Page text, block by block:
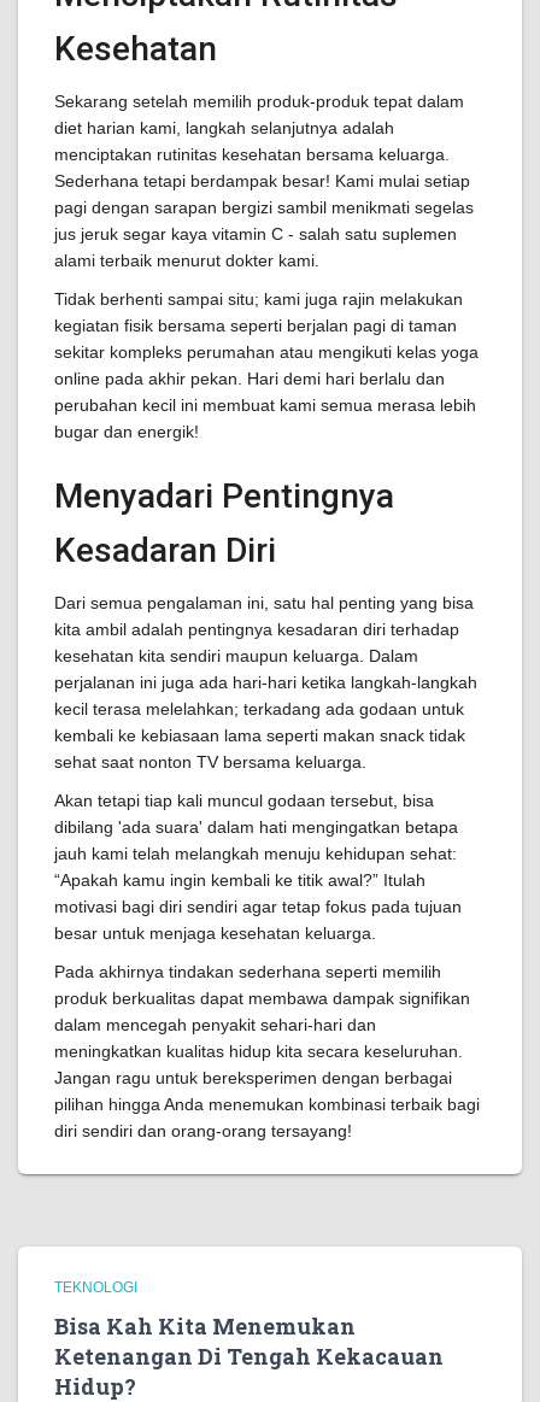
Kesehatan
Sekarang setelah memilih produk-produk tepat dalam
diet harian kami, langkah selanjutnya adalah
menciptakan rutinitas kesehatan bersama keluarga.
Sederhana tetapi berdampak besar! Kami mulai setiap
pagi dengan sarapan bergizi sambil menikmati segelas
jus jeruk segar kaya vitamin C - salah satu suplemen
alami terbaik menurut dokter kami.
Tidak berhenti sampai situ; kami juga rajin melakukan
kegiatan fisik bersama seperti berjalan pagi di taman
sekitar kompleks perumahan atau mengikuti kelas yoga
online pada akhir pekan. Hari demi hari berlalu dan
perubahan kecil ini membuat kami semua merasa lebih
bugar dan energik!
Menyadari Pentingnya
Kesadaran Diri
Dari semua pengalaman ini, satu hal penting yang bisa
kita ambil adalah pentingnya kesadaran diri terhadap
kesehatan kita sendiri maupun keluarga. Dalam
perjalanan ini juga ada hari-hari ketika langkah-langkah
kecil terasa melelahkan; terkadang ada godaan untuk
kembali ke kebiasaan lama seperti makan snack tidak
sehat saat nonton TV bersama keluarga.
Akan tetapi tiap kali muncul godaan tersebut, bisa
dibilang 'ada suara' dalam hati mengingatkan betapa
jauh kami telah melangkah menuju kehidupan sehat:
“Apakah kamu ingin kembali ke titik awal?” Itulah
motivasi bagi diri sendiri agar tetap fokus pada tujuan
besar untuk menjaga kesehatan keluarga.
Pada akhirnya tindakan sederhana seperti memilih
produk berkualitas dapat membawa dampak signifikan
dalam mencegah penyakit sehari-hari dan
meningkatkan kualitas hidup kita secara keseluruhan.
Jangan ragu untuk bereksperimen dengan berbagai
pilihan hingga Anda menemukan kombinasi terbaik bagi
diri sendiri dan orang-orang tersayang!
TEKNOLOGI
Bisa Kah Kita Menemukan
Ketenangan Di Tengah Kekacauan
Hidup?